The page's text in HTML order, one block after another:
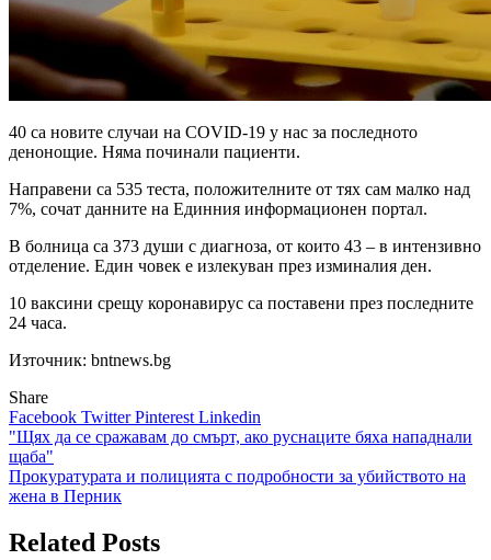
40 са новите случаи на COVID-19 у нас за последното
денонощие. Няма починали пациенти.
Направени са 535 теста, положителните от тях сам малко над
7%, сочат данните на Единния информационен портал.
В болница са 373 души с диагноза, от които 43 – в интензивно
отделение. Един човек е излекуван през изминалия ден.
10 ваксини срещу коронавирус са поставени през последните
24 часа.
Източник: bntnews.bg
Share
Facebook TwitterPinterest Linkedin
Навигация
"Щях да се сражавам до смърт, ако руснаците бяха нападнали
щаба"
Прокуратурата и полицията с подробности за убийството на
жена в Перник
Related Posts